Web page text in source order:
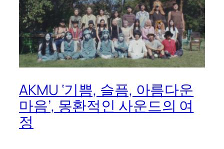
AKMU ‘기쁨, 슬픔, 아름다운
마음’, 몽환적인 사운드의 여
정